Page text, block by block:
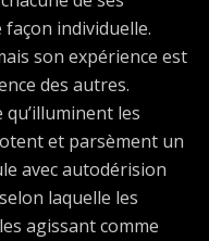
individuelle.
son expérience est
des autres.
les
et parsèment un
avec autodérision
laquelle les
agissant comme